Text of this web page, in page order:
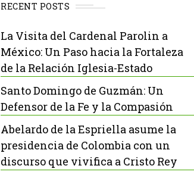
RECENT POSTS
La Visita del Cardenal Parolin a
México: Un Paso hacia la Fortaleza
de la Relación Iglesia-Estado
Santo Domingo de Guzmán: Un
Defensor de la Fe y la Compasión
Abelardo de la Espriella asume la
presidencia de Colombia con un
discurso que vivifica a Cristo Rey